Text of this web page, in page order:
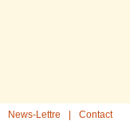
News-Lettre Contact